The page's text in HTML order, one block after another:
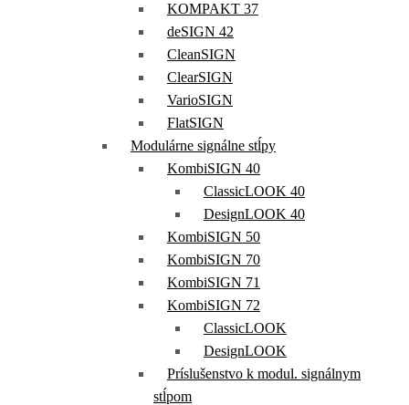
KOMPAKT 37
deSIGN 42
CleanSIGN
ClearSIGN
VarioSIGN
FlatSIGN
Modulárne signálne stĺpy
KombiSIGN 40
ClassicLOOK 40
DesignLOOK 40
KombiSIGN 50
KombiSIGN 70
KombiSIGN 71
KombiSIGN 72
ClassicLOOK
DesignLOOK
Príslušenstvo k modul. signálnym
stĺpom